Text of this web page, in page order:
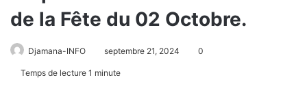
de la Fête du 02 Octobre.
Djamana-INFO septembre 21, 2024 0
Temps de lecture 1 minute